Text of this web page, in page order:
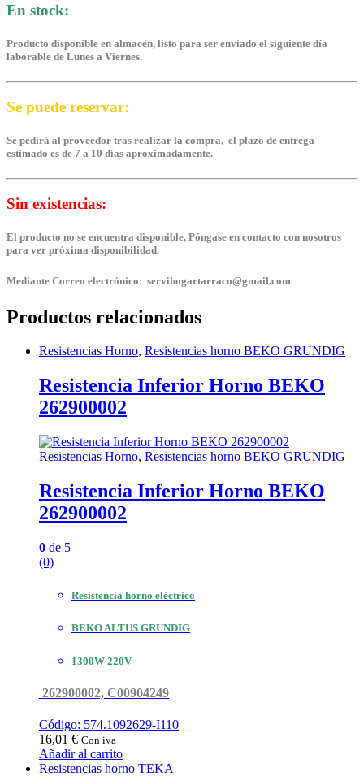
En stock:
Producto disponible en almacén, listo para ser enviado el siguiente día
laborable de Lunes a Viernes.
Se puede reservar:
Se pedirá al proveedor tras realizar la compra, el plazo de entrega
estimado es de 7 a 10 días aproximadamente.
Sin existencias:
El producto no se encuentra disponible, Póngase en contacto con nosotros
para ver próxima disponibilidad.
Mediante Correo electrónico: servihogartarraco@gmail.com
Productos relacionados
Resistencias Horno, Resistencias horno BEKO GRUNDIG
Resistencia Inferior Horno BEKO
262900002
Resistencias Horno, Resistencias horno BEKO GRUNDIG
Resistencia Inferior Horno BEKO
262900002
0 de 5
(0)
Resistencia horno eléctrico
BEKO ALTUS GRUNDIG
1300W 220V
262900002, C00904249
Código: 574.1092629-I110
16,01 € Con iva
Añadir al carrito
Resistencias horno TEKA